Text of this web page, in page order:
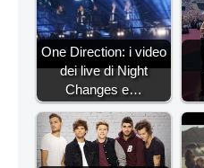
One Direction: i video
dei live di Night
Changes e…